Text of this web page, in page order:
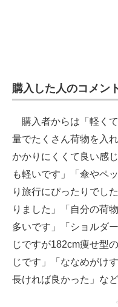
購入した人のコメン
購入者からは「軽く
量でたくさん荷物を入
かかりにくくて良い感
も軽いです」「傘やペ
り旅行にぴったりでし
りました」「自分の荷
多いです」「ショルダ
じですが182cm痩せ型
じです」「ななめがけ
長ければ良かった」な